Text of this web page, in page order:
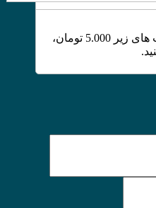
با توجه به محدودیت پرداخت های زیر 5.000 تومان،